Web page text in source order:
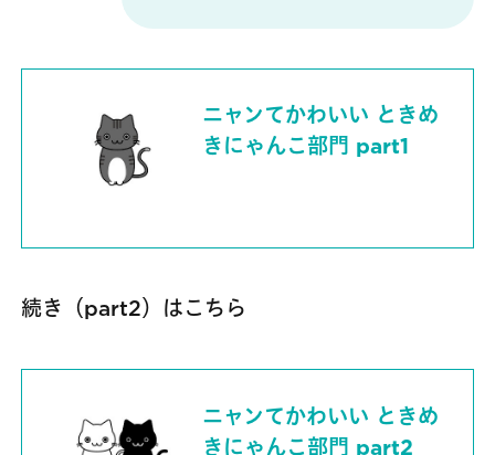
ニャンてかわいい ときめ
きにゃんこ部門 part1
続き（part2）はこちら
ニャンてかわいい ときめ
きにゃんこ部門 part2